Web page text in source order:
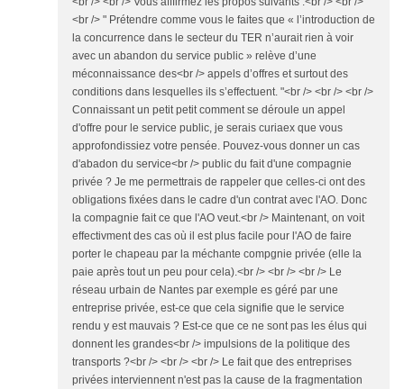
<br /> " Prétendre comme vous le faites que « l’introduction de
la concurrence dans le secteur du TER n’aurait rien à voir
avec un abandon du service public » relève d’une
méconnaissance des<br /> appels d’offres et surtout des
conditions dans lesquelles ils s’effectuent. "<br /> <br /> <br />
Connaissant un petit petit comment se déroule un appel
d'offre pour le service public, je serais curiaex que vous
approfondissiez votre pensée. Pouvez-vous donner un cas
d'abadon du service<br /> public du fait d'une compagnie
privée ? Je me permettrais de rappeler que celles-ci ont des
obligations fixées dans le cadre d'un contrat avec l'AO. Donc
la compagnie fait ce que l'AO veut.<br /> Maintenant, on voit
effectivment des cas où il est plus facile pour l'AO de faire
porter le chapeau par la méchante compgnie privée (elle la
paie après tout un peu pour cela).<br /> <br /> <br /> Le
réseau urbain de Nantes par exemple es géré par une
entreprise privée, est-ce que cela signifie que le service
rendu y est mauvais ? Est-ce que ce ne sont pas les élus qui
donnent les grandes<br /> impulsions de la politique des
transports ?<br /> <br /> <br /> Le fait que des entreprises
privées interviennent n'est pas la cause de la fragmentation